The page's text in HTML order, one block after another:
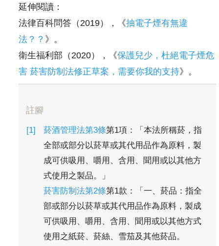
延伸閱讀：
法律百科問答（2019），《抽電子煙有無違
法？？ 》。
衛生福利部（2020），《保護兒少，杜絕電子煙危
害 菸害防制法修正草案，需要你我的支持》。
註腳
菸酒管理法第3條第1項：「本法所稱菸，指
全部或部分以菸草或其代用品作為原料，製
成可供吸用、嚼用、含用、聞用或以其他方
式使用之製品。」
菸害防制法第2條第1款：「一、菸品：指全
部或部分以菸草或其代用品作為原料，製成
可供吸用、嚼用、含用、聞用或以其他方式
使用之紙菸、菸絲、雪茄及其他菸品。